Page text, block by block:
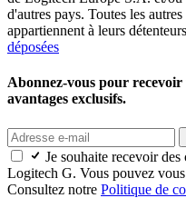
d'autres pays. Toutes les
appartiennent à leurs
déposées
Abonnez-vous pour recevoir
avantages exclusifs.
Je souhaite recevoir
Logitech G. Vous pouvez
Consultez notre Politique de